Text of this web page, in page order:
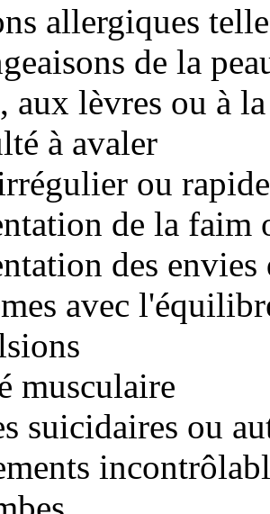
allergiques
de la
aux lèvres ou à
à avaler
ou rapide
de la faim
des
avec
musculaire
suicidaires ou